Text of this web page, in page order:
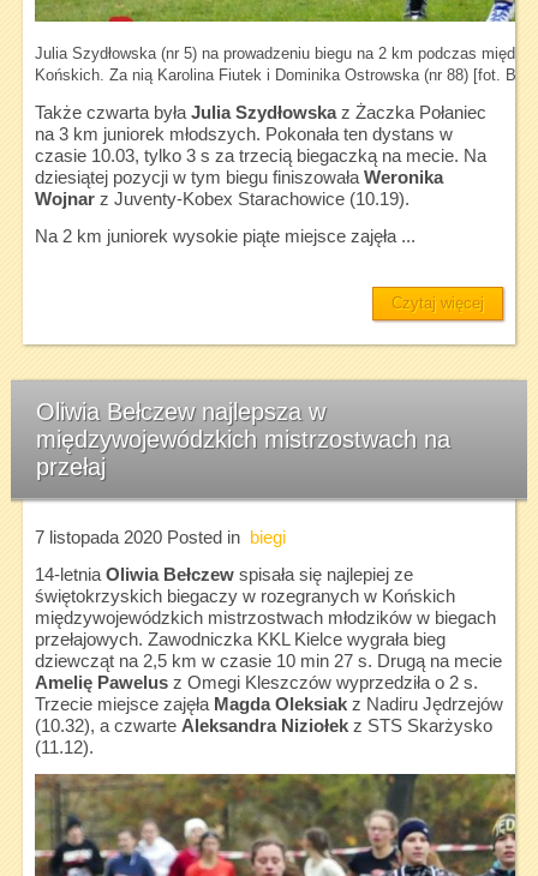
Julia Szydłowska (nr 5) na prowadzeniu biegu na 2 km podczas
Końskich. Za nią Karolina Fiutek i Dominika Ostrowska (nr 88) [fot.
Także czwarta była Julia Szydłowskaz Żaczka Połaniec
na 3 km juniorek młodszych. Pokonała ten dystans w
czasie 10.03, tylko 3 s za trzecią biegaczką na mecie. Na
dziesiątej pozycji w tym biegu finiszowała Weronika
Wojnarz Juventy-Kobex Starachowice (10.19).
Na 2 km juniorek wysokie piąte miejsce zajęła ...
Czytaj więcej
Oliwia Bełczew najlepsza w
międzywojewódzkich mistrzostwach na
przełaj
7 listopada 2020Posted in
biegi
14-letnia Oliwia Bełczewspisała się najlepiej ze
świętokrzyskich biegaczy w rozegranych w Końskich
międzywojewódzkich mistrzostwach młodzików w biegach
przełajowych. Zawodniczka KKL Kielce wygrała bieg
dziewcząt na 2,5 km w czasie 10 min 27 s. Drugą na mecie
Amelię Pawelusz Omegi Kleszczów wyprzedziła o 2 s.
Trzecie miejsce zajęła Magda Oleksiakz Nadiru Jędrzejów
(10.32), a czwarte Aleksandra Niziołekz STS Skarżysko
(11.12).